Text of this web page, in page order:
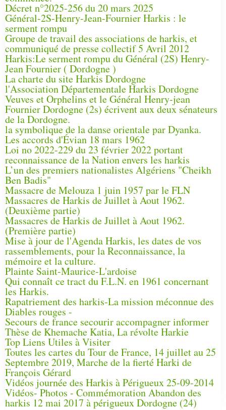
Décret n°2025-256 du 20 mars 2025
Général-2S-Henry-Jean-Fournier Harkis : le
serment rompu
Groupe de travail des associations de harkis, et
communiqué de presse collectif 5 Avril 2012
Harkis:Le serment rompu du Général (2S) Henry-
Jean Fournier ( Dordogne )
La charte du site Harkis Dordogne
l'Association Départementale Harkis Dordogne
Veuves et Orphelins et le Général Henry-jean
Fournier Dordogne (2s) écrivent aux deux sénateurs
de la Dordogne.
la symbolique de la danse orientale par Dyanka.
Les accords d'Évian 18 mars 1962
Loi no 2022-229 du 23 février 2022 portant
reconnaissance de la Nation envers les harkis
L’un des premiers nationalistes Algériens "Cheikh
Ben Badis"
Massacre de Melouza 1 juin 1957 par le FLN
Massacres de Harkis de Juillet à Aout 1962.
(Deuxième partie)
Massacres de Harkis de Juillet à Aout 1962.
(Première partie)
Mise à jour de l'Agenda Harkis, les dates de vos
rassemblements, pour la Reconnaissance, la
mémoire et la culture.
Plainte Saint-Maurice-L'ardoise
Qui connaît ce tract du F.L.N. en 1961 concernant
les Harkis.
Rapatriement des harkis-La mission méconnue des
Diables rouges -
Secours de france secourir accompagner informer
Thèse de Khemache Katia, La révolte Harkie
Top Liens Utiles à Visiter
Toutes les cartes du Tour de France, 14 juillet au 25
Septembre 2019, Marche de la fierté Harki de
François Gérard
Vidéos journée des Harkis à Périgueux 25-09-2014
Vidéos- Photos - Commémoration Abandon des
harkis 12 mai 2017 à périgueux Dordogne (24)